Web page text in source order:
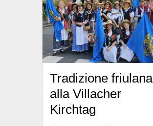
Tradizione friulana
alla Villacher
Kirchtag